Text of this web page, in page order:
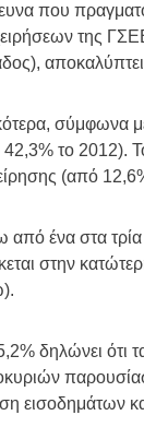
που
της
σύμφωνα
το 2012).
(από
από ένα στα τρία
στην
δηλώνει ότι
εισοδημάτων